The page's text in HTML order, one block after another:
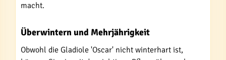
macht.
Überwintern und Mehrjährigkeit
Obwohl die Gladiole 'Oscar' nicht winterhart ist,